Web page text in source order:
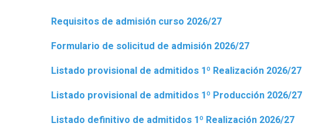
Requisitos de admisión curso 2026/27
Formulario de solicitud de admisión 2026/27
Listado provisional de admitidos 1º Realización 2026/27
Listado provisional de admitidos 1º Producción 2026/27
Listado definitivo de admitidos 1º Realización 2026/27